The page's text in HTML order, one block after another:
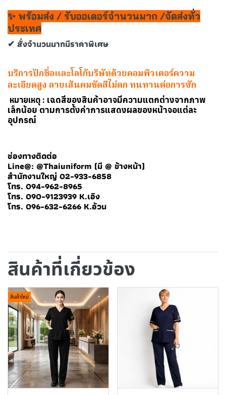
✨ พร้อมส่ง / รับออเดอร์จำนวนมาก /จัดส่งทั่ว
ประเทศ
✔ สั่งจำนวนมากมีราคาพิเศษ
บริการปักชื่อและโลโก้บริษัทด้วยคอมพิวเตอร์ความ
ละเอียดสูง ลายเส้นคมชัดสีไม่ตก ทนทานต่อการซัก
หมายเหตุ : เฉดสีของสินค้าอาจมีความแตกต่างจากภาพ
เล็กน้อย ตามการตั้งค่าการแสดงผลของหน้าจอแต่ละ
อุปกรณ์
ช่องทางติดต่อ
Line@: @Thaiuniform (มี @ ข้างหน้า)
สำนักงานใหญ่ 02-933-6858
โทร. 094-962-8965
โทร. 090-9123939 K.เอิง
โทร. 096-632-6266 K.อ้วน
สินค้าที่เกี่ยวข้อง
สินค้าใหม่